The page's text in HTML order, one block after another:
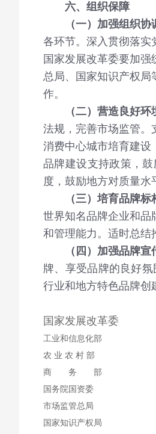
六、组织保障
（一）加强组织协
各环节。深入贯彻落实
国家发展改革委要加
总局、国家知识产权局
作。
（二）营造良好环
法规，完善市场监管。
消费中心城市培育建设
品牌建设支持政策，
度，鼓励地方对质量
（三）培育品牌标
世界知名品牌企业和品
和管理能力。适时总结
（四）加强品牌宣
牌、享受品牌的良好
行业和地方特色品牌创
国家发展改革委
工业和信息化部
农 业 农 村 部
商 务 部
国务院国资委
市场监管总局
国家知识产权局